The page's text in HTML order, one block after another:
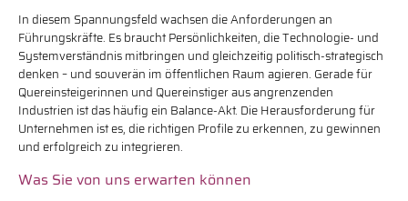
In diesem Spannungsfeld wachsen die Anforderungen an
Führungskräfte. Es braucht Persönlichkeiten, die Technologie- und
Systemverständnis mitbringen und gleichzeitig politisch-strategisch
denken – und souverän im öffentlichen Raum agieren. Gerade für
Quereinsteigerinnen und Quereinstiger aus angrenzenden
Industrien ist das häufig ein Balance-Akt. Die Herausforderung für
Unternehmen ist es, die richtigen Profile zu erkennen, zu gewinnen
und erfolgreich zu integrieren.
Was Sie von uns erwarten können